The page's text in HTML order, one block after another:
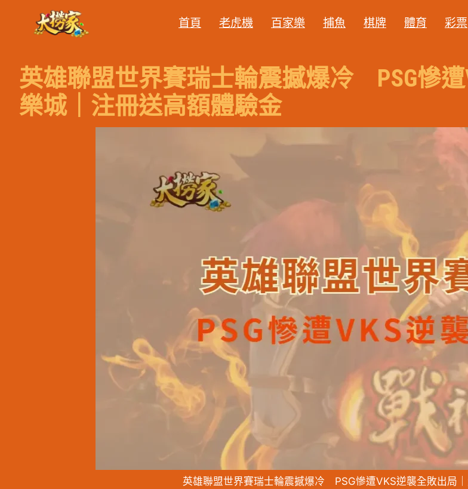
首頁 老虎機 百家樂 捕魚 棋牌 體育 彩票
英雄聯盟世界賽瑞士輪震撼爆冷 PSG慘
樂城｜注冊送高額體驗金
英雄聯盟世界賽瑞士輪震撼爆冷 PSG慘遭VKS逆襲全敗出局